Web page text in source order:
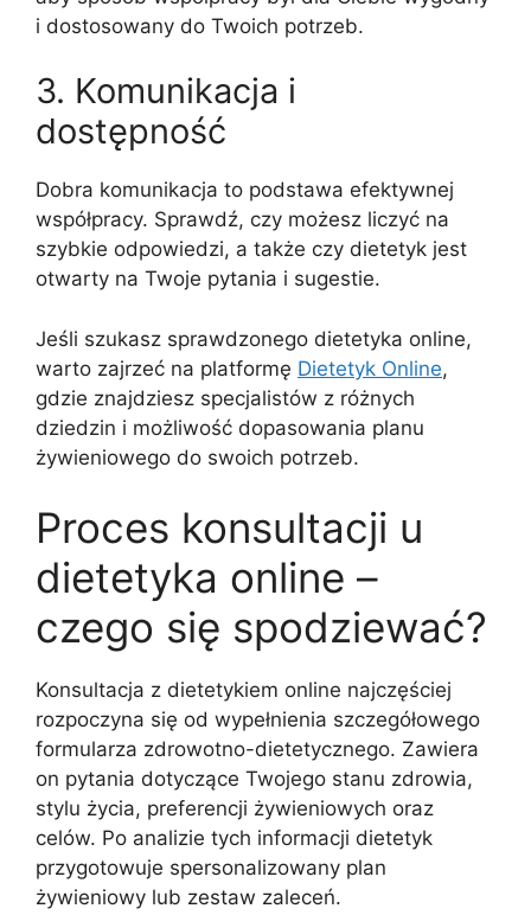
i dostosowany do Twoich potrzeb.
3. Komunikacja i
dostępność
Dobra komunikacja to podstawa efektywnej
współpracy. Sprawdź, czy możesz liczyć na
szybkie odpowiedzi, a także czy dietetyk jest
otwarty na Twoje pytania i sugestie.
Jeśli szukasz sprawdzonego dietetyka online,
warto zajrzeć na platformę Dietetyk Online,
gdzie znajdziesz specjalistów z różnych
dziedzin i możliwość dopasowania planu
żywieniowego do swoich potrzeb.
Proces konsultacji u
dietetyka online –
czego się spodziewać?
Konsultacja z dietetykiem online najczęściej
rozpoczyna się od wypełnienia szczegółowego
formularza zdrowotno-dietetycznego. Zawiera
on pytania dotyczące Twojego stanu zdrowia,
stylu życia, preferencji żywieniowych oraz
celów. Po analizie tych informacji dietetyk
przygotowuje spersonalizowany plan
żywieniowy lub zestaw zaleceń.